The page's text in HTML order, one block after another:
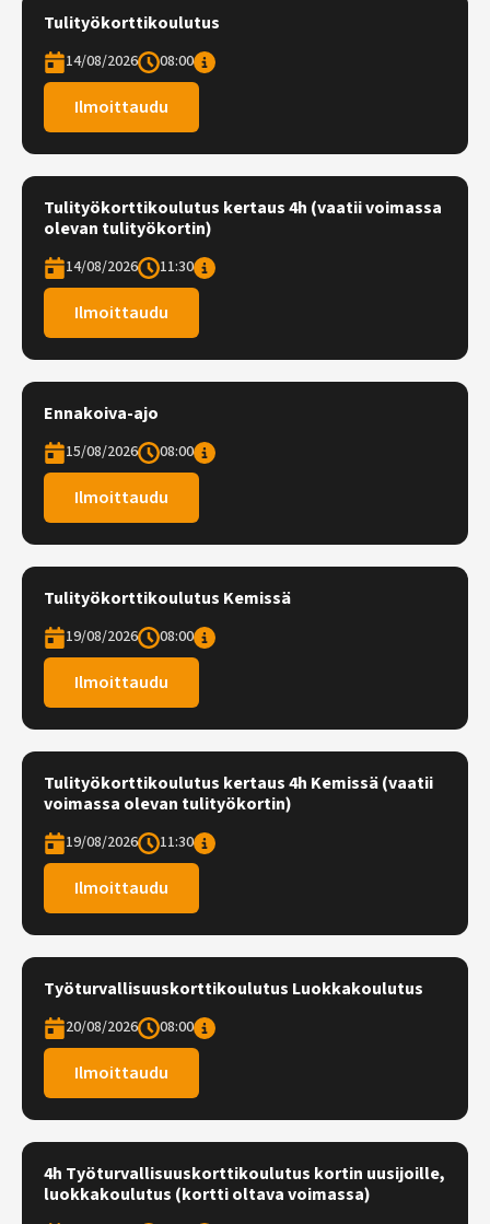
Tulityökorttikoulutus
14/08/2026 08:00
Ilmoittaudu
Tulityökorttikoulutus kertaus 4h (vaatii voimassa
olevan tulityökortin)
14/08/2026 11:30
Ilmoittaudu
Ennakoiva-ajo
15/08/2026 08:00
Ilmoittaudu
Tulityökorttikoulutus Kemissä
19/08/2026 08:00
Ilmoittaudu
Tulityökorttikoulutus kertaus 4h Kemissä (vaatii
voimassa olevan tulityökortin)
19/08/2026 11:30
Ilmoittaudu
Työturvallisuuskorttikoulutus Luokkakoulutus
20/08/2026 08:00
Ilmoittaudu
4h Työturvallisuuskorttikoulutus kortin uusijoille,
luokkakoulutus (kortti oltava voimassa)